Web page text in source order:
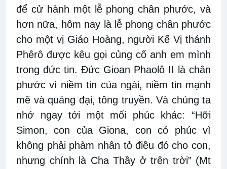
để cử hành một lễ phong chân phước, và
hơn nữa, hôm nay là lễ phong chân phước
cho một vị Giáo Hoàng, người Kế Vị thánh
Phêrô được kêu gọi củng cố anh em mình
trong đức tin. Đức Gioan Phaolô II là chân
phước vì niềm tin của ngài, niềm tin mạnh
mẽ và quảng đại, tông truyền. Và chúng ta
nhớ ngay tới một mối phúc khác: “Hỡi
Simon, con của Giona, con có phúc vì
không phải phàm nhân tỏ điều đó cho con,
nhưng chính là Cha Thầy ở trên trời” (Mt